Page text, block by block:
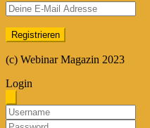
(c) Webinar Magazin 2023
Login